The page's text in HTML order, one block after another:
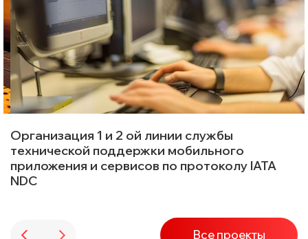
Организация 1 и 2 ой линии службы
технической поддержки мобильного
приложения и сервисов по протоколу IATA
NDC
Все проекты